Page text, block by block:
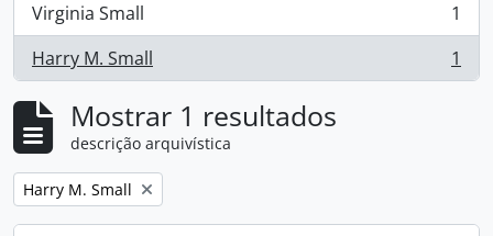
Virginia Small
, 1 resultados
1
Harry M. Small
, 1 resultados 1
Mostrar 1 resultados
descrição arquivística
Remove filter:
Harry M. Small